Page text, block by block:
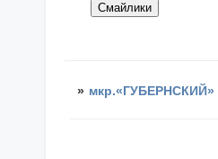
» мкр.«ГУБЕРНСКИЙ»